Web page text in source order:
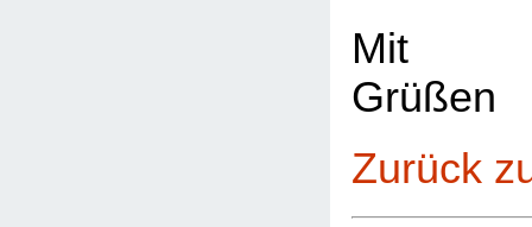
Mit
Grüßen
Zurück